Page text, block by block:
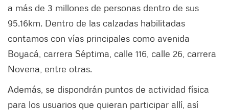
a más de 3 millones de personas dentro de sus
95.16km. Dentro de las calzadas habilitadas
contamos con vías principales como avenida
Boyacá, carrera Séptima, calle 116, calle 26, carrera
Novena, entre otras.
Además, se dispondrán puntos de actividad física
para los usuarios que quieran participar allí, así